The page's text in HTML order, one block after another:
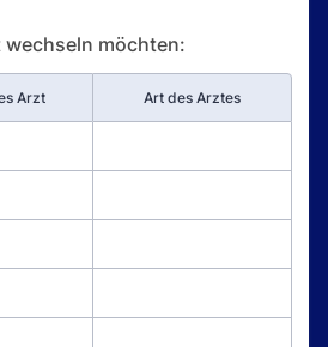
möchten:
Arzt Art des Arztes